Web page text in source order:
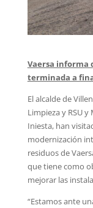
Vaersa informa
terminada a
El alcalde de
Limpieza y RSU
Iniesta, han
modernización
residuos de
que tiene como
mejorar las
“Estamos ante